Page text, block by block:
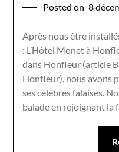
Posted on 8
Après nous être
: L’Hôtel Monet à
dans Honfleur (article
Honfleur), nous avons
ses célèbres falaises.
balade en rejoignant la